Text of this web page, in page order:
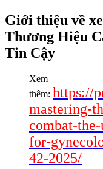
Giới thiệu về
Thương Hiệu
Tin Cậy
Xem
thêm: https://
mastering-
combat-
for-
42-2025/